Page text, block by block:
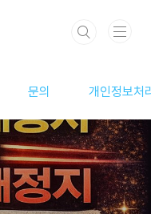
문의 개인정보처